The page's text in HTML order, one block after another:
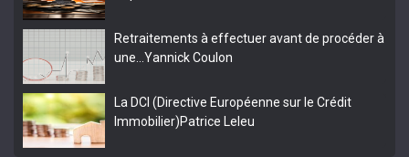
Retraitements à effectuer avant de procéder à
une… Yannick Coulon
La DCI (Directive Européenne sur le Crédit
Immobilier)Patrice Leleu